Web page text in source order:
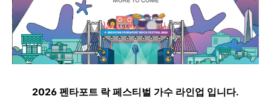
2026 펜타포트 락 페스티벌 가수 라인업 입니다.